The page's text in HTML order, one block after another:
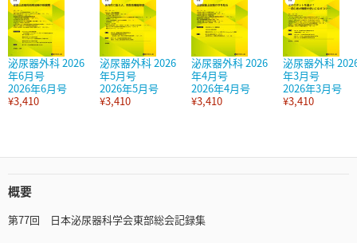
泌尿器外科 2026
年6月号
2026年6月号
¥3,410
泌尿器外科 2026
年5月号
2026年5月号
¥3,410
泌尿器外科 2026
年4月号
2026年4月号
¥3,410
泌尿器外科
年3月号
2026年3月号
¥3,410
概要
第77回 日本泌尿器科学会東部総会記録集